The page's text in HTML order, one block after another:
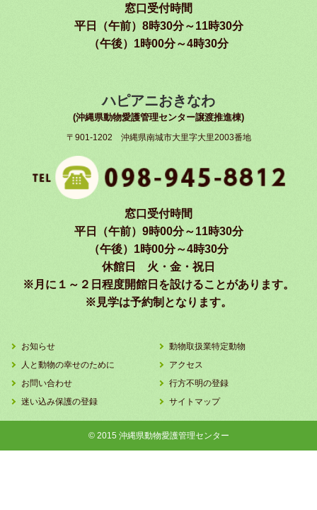
窓口受付時間
平日（午前）8時30分～11時30分
（午後）1時00分～4時30分
ハピアニおきなわ
(沖縄県動物愛護管理センター譲渡推進棟)
〒901-1202 沖縄県南城市大里字大里2003番地
窓口受付時間
平日（午前）9時00分～11時30分
（午後）1時00分～4時30分
休館日 火・金・祝日
※月に１～２日程度開館日を設けることがあります。
※見学は予約制となります。
お知らせ
動物取扱業特定動物
人と動物の幸せのために
アクセス
お問い合わせ
行方不明の登録
迷い込み保護の登録
サイトマップ
© 2015 沖縄県動物愛護管理センター